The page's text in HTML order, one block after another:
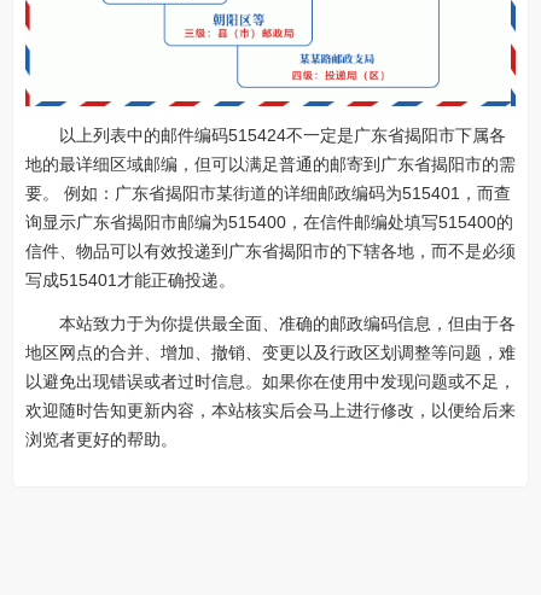
以上列表中的邮件编码515424不一定是广东省揭阳市下属各
地的最详细区域邮编，但可以满足普通的邮寄到广东省揭阳市的需
要。 例如：广东省揭阳市某街道的详细邮政编码为515401，而查
询显示广东省揭阳市邮编为515400，在信件邮编处填写515400的
信件、物品可以有效投递到广东省揭阳市的下辖各地，而不是必须
写成515401才能正确投递。
本站致力于为你提供最全面、准确的邮政编码信息，但由于各
地区网点的合并、增加、撤销、变更以及行政区划调整等问题，难
以避免出现错误或者过时信息。如果你在使用中发现问题或不足，
欢迎随时告知更新内容，本站核实后会马上进行修改，以便给后来
浏览者更好的帮助。